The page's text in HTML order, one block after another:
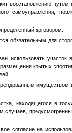
восстановлению путем
самоуправления,
договором.
обязательным для
использовать участок в
крытых
имуществом
находящегося в
случаев,
согласие на